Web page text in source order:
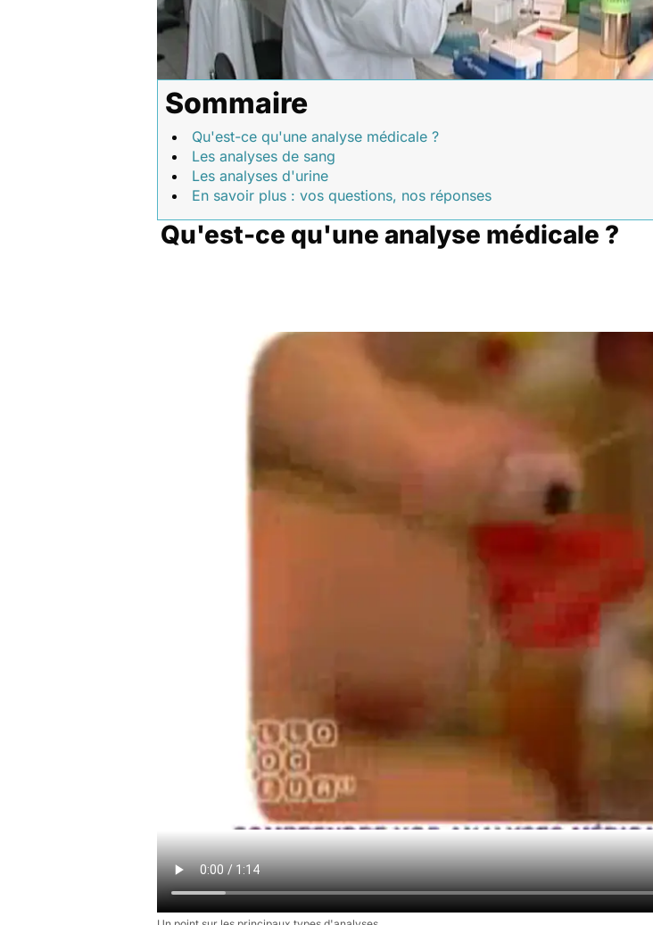
Sommaire
Qu'est-ce qu'une analyse médicale ?
Les analyses de sang
Les analyses d'urine
En savoir plus : vos questions, nos réponses
Qu'est-ce qu'une analyse médicale ?